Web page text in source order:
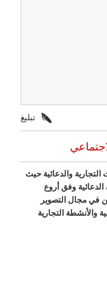
تبليغ
والدعائية حيث
وفق أروع
في مجال التصوير
والأنشطة التجارية